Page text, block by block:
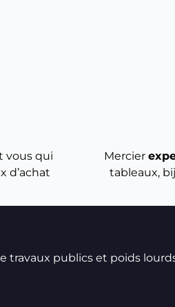
vous qui
d’achat
Mercier
tableaux,
travaux publics et poids